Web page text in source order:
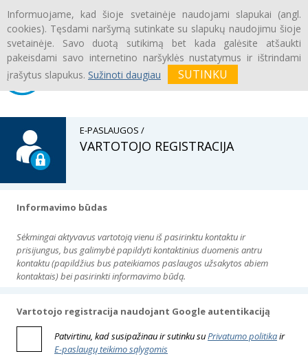
Informuojame, kad šioje svetainėje naudojami slapukai (angl.
cookies). Tęsdami naršymą sutinkate su slapukų naudojimu šioje
svetainėje. Savo duotą sutikimą bet kada galėsite atšaukti
pakeisdami savo internetino naršyklės nustatymus ir ištrindami
įrašytus slapukus. Sužinoti daugiau
Prisijungti | Registruotis
E-PASLAUGOS /
VARTOTOJO REGISTRACIJA
Informavimo būdas
Sėkmingai aktyvavus vartotoją vienu iš pasirinktu kontaktu ir
prisijungus, bus galimybė papildyti kontaktinius duomenis antru
kontaktu (papildžius bus pateikiamos paslaugos užsakytos abiem
kontaktais) bei pasirinkti informavimo būdą.
Vartotojo registracija naudojant Google autentikaciją
Patvirtinu, kad susipažinau ir sutinku suPrivatumo politikair
E-paslaugų teikimo sąlygomis